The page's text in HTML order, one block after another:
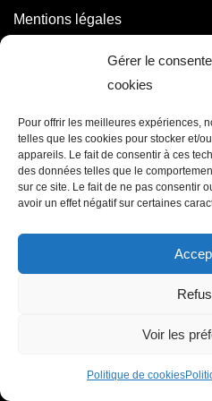
Gérer le
cookies
Pour offrir les meilleures expériences,
telles que les cookies pour stocker et/
appareils. Le fait de consentir à ces
des données telles que le
sur ce site. Le fait de ne pas consentir
avoir un effet négatif sur certaines
Voir les
Politique de cookies
Mentions légales
Politique de confidentialité
Contactez-nous
Qui sommes nous ?
Obtenir un devis
150 rue du Forum - Seychelles
Email : contact@celtevoyages.fr
Neve| Propulsé